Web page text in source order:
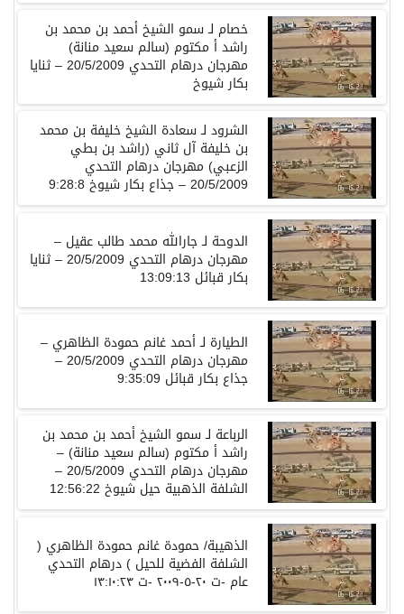
خصام لـسمو الشيخأحمد بن محمد بن
راشدأ مكتوم (سالم سعيد منانة)
مهرجان درهام التحدي ثنايا
بكارشيوخ
الشرود لـسعادة الشيخخليفة بن محمد
بن خليفة آل ثاني (راشد بن بطي
الزعبي) مهرجان درهام التحدي
20/5/2009 – جذاع بكارشيوخ9:28:8
الدوحة لـجارالله محمد طالب عقيل –
مهرجان درهام التحدي ثنايا
بكار قبائل
الطيارة لـأحمدغانم حمودة الظاهري –
مهرجان درهام التحدي
جذاع بكار قبائل
الرباعة لـسمو الشيخأحمد بن محمد بن
راشدأ مكتوم (سالم سعيد منانة) –
مهرجان درهام التحدي
الشلفة الذهبية حيل شيوخ12:56:22
الذهيبة/حمودة غانم حمودة الظاهري (
الشلفة الفضية للحيل )درهام التحدي
عام -ت ٢٠-٥-٢٠٠٩-ت ١٣:١٠:٢٣